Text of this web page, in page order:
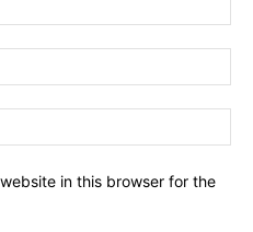
in this browser for the